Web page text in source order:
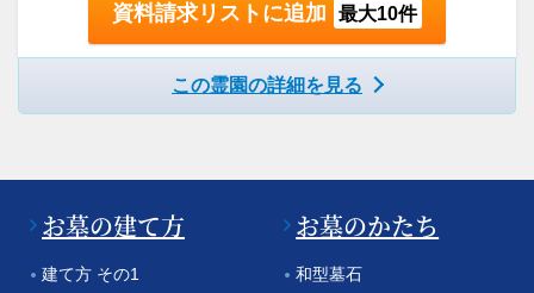
資料請求リストに追加 最大10件
この霊園の詳細を見る
お墓の建て方
建て方 その1
お墓のかたち
和型墓石